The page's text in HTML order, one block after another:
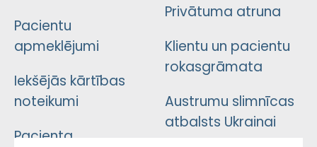
Pacientu
apmeklējumi
Iekšējās kārtības
noteikumi
Pacienta
Privātuma atruna
Klientu un pacientu
rokasgrāmata
Austrumu slimnīcas
atbalsts Ukrainai